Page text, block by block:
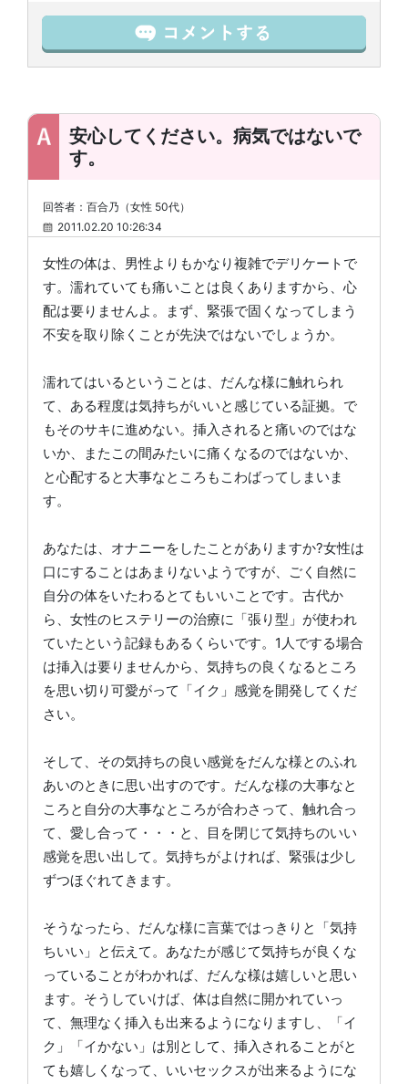
安心してください。病気ではないで
す。
回答者：百合乃（女性 50代）
2011.02.20 10:26:34
女性の体は、男性よりもかなり複雑でデリケートで
す。濡れていても痛いことは良くありますから、心
配は要りませんよ。まず、緊張で固くなってしまう
不安を取り除くことが先決ではないでしょうか。
濡れてはいるということは、だんな様に触れられ
て、ある程度は気持ちがいいと感じている証拠。で
もそのサキに進めない。挿入されると痛いのではな
いか、またこの間みたいに痛くなるのではないか、
と心配すると大事なところもこわばってしまいま
す。
あなたは、オナニーをしたことがありますか?女性は
口にすることはあまりないようですが、ごく自然に
自分の体をいたわるとてもいいことです。古代か
ら、女性のヒステリーの治療に「張り型」が使われ
ていたという記録もあるくらいです。1人でする場合
は挿入は要りませんから、気持ちの良くなるところ
を思い切り可愛がって「イク」感覚を開発してくだ
さい。
そして、その気持ちの良い感覚をだんな様とのふれ
あいのときに思い出すのです。だんな様の大事なと
ころと自分の大事なところが合わさって、触れ合っ
て、愛し合って・・・と、目を閉じて気持ちのいい
感覚を思い出して。気持ちがよければ、緊張は少し
ずつほぐれてきます。
そうなったら、だんな様に言葉ではっきりと「気持
ちいい」と伝えて。あなたが感じて気持ちが良くな
っていることがわかれば、だんな様は嬉しいと思い
ます。そうしていけば、体は自然に開かれていっ
て、無理なく挿入も出来るようになりますし、「イ
ク」「イかない」は別として、挿入されることがと
ても嬉しくなって、いいセックスが出来るようにな